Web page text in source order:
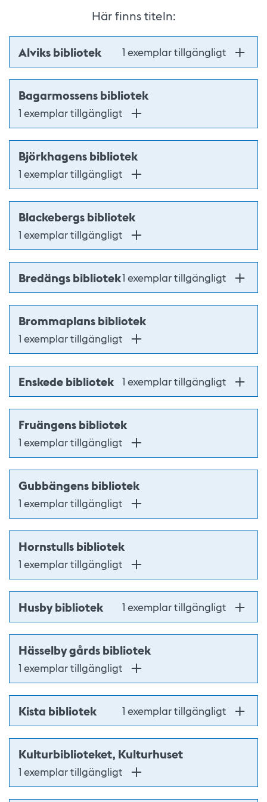
Här finns titeln:
Alviks bibliotek 1 exemplar tillgängligt
Bagarmossens bibliotek
1 exemplar tillgängligt
Björkhagens bibliotek
1 exemplar tillgängligt
Blackebergs bibliotek
1 exemplar tillgängligt
Bredängs bibliotek1 exemplar tillgängligt
Brommaplans bibliotek
1 exemplar tillgängligt
Enskede bibliotek 1 exemplar tillgängligt
Fruängens bibliotek
1 exemplar tillgängligt
Gubbängens bibliotek
1 exemplar tillgängligt
Hornstulls bibliotek
1 exemplar tillgängligt
Husby bibliotek 1 exemplar tillgängligt
Hässelby gårds bibliotek
1 exemplar tillgängligt
Kista bibliotek 1 exemplar tillgängligt
Kulturbiblioteket, Kulturhuset
1 exemplar tillgängligt